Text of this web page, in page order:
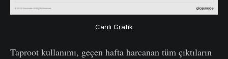
Canlı Grafik
Taproot kullanımı, geçen hafta harcanan tüm çıktıların